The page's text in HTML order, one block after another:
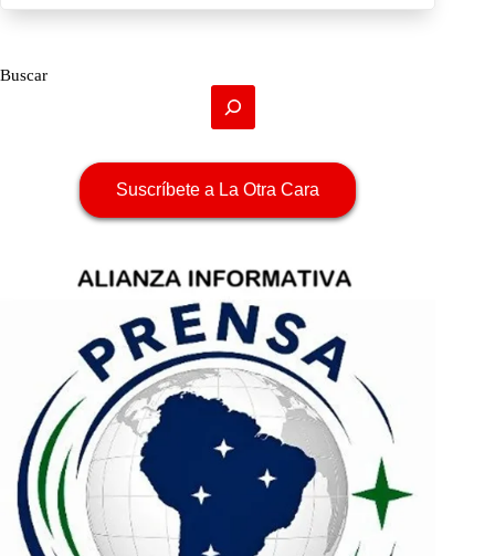
Buscar
Suscríbete a La Otra Cara